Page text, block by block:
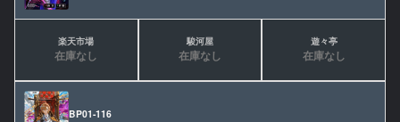
在庫なし 在庫なし 在庫なし
BP01-116